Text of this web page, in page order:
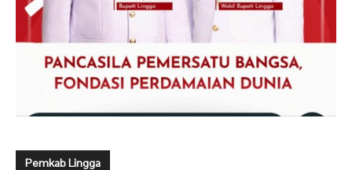
Pemkab Lingga